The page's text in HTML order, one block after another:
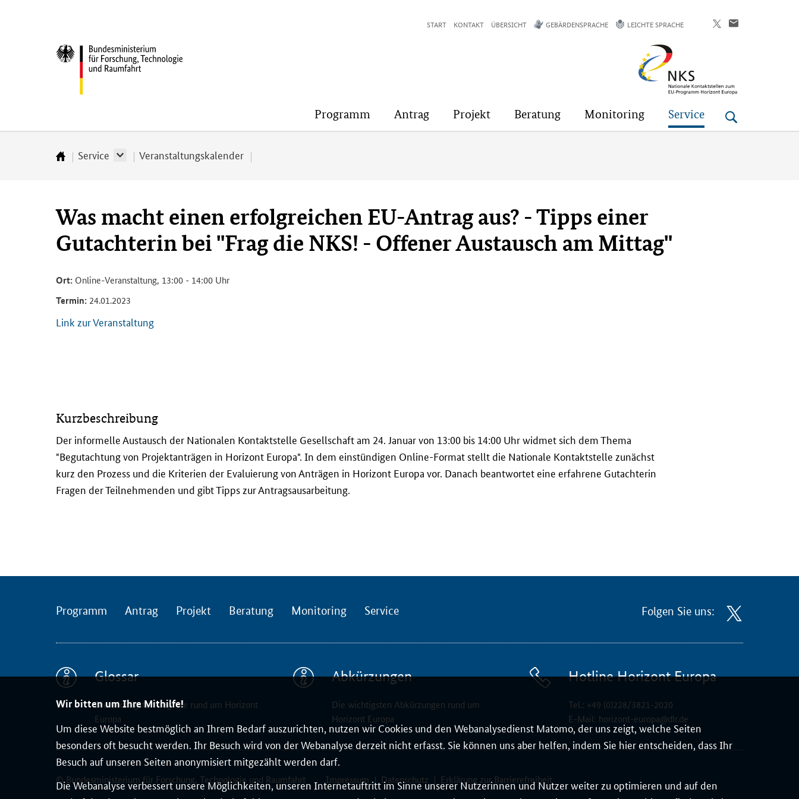
Wir bitten um Ihre Mithilfe!
Um diese Website bestmöglich an Ihrem Bedarf auszurichten, nutzen wir Cookies und den Webanalysedienst Matomo, der uns zeigt, welche Seiten
besonders oft besucht werden. Ihr Besuch wird von der Webanalyse derzeit nicht erfasst. Sie können uns aber helfen, indem Sie hier entscheiden, dass Ihr
Besuch auf unseren Seiten anonymisiert mitgezählt werden darf.
Die Webanalyse verbessert unsere Möglichkeiten, unseren Internetauftritt im Sinne unserer Nutzerinnen und Nutzer weiter zu optimieren und auf den
(Eingabetaste)
(Eingabetaste)
(Eingabetaste)
START KONTAKT ÜBERSICHT GEBÄRDENSPRACHE LEICHTE SPRACHE
Bundesministerium
und
Raumfahrt
Horizont
Europa
Programm Antrag Projekt Beratung Monitoring Service
Startseite
Service Veranstaltungskalender
Was macht einen erfolgreichen EU-Antrag aus? - Tipps einer
Gutachterin bei "Frag die NKS! - Offener Austausch am Mittag"
Ort: Online-Veranstaltung, 13:00 - 14:00 Uhr
Termin: 24.01.2023
Link zur Veranstaltung
e
r
i
n
f
l
A
s
a
u
s
h
d
e
r
Kurzbeschreibung
Der informelle Austausch der Nationalen Kontaktstelle Gesellschaft am 24. Januar von 13:00 bis 14:00 Uhr widmet sich dem Thema
"Begutachtung von Projektanträgen in Horizont Europa". In dem einstündigen Online-Format stellt die Nationale Kontaktstelle zunächst
kurz den Prozess und die Kriterien der Evaluierung von Anträgen in Horizont Europa vor. Danach beantwortet eine erfahrene Gutachterin
Fragen der Teilnehmenden und gibt Tipps zur Antragsausarbeitung.
Programm Antrag Projekt Beratung Monitoring Service Folgen Sie uns:
Glossar
Die wichtigsten Begriffe rund um Horizont
Europa
Abkürzungen
Die wichtigsten Abkürzungen rund um
Horizont Europa
Hotline Horizont Europa
Tel.: +49 (0)228/3821-2020
E-Mail: horizont-europa@dlr.de
© Bundesministerium für Forschung, Technologie und Raumfahrt Impressum Datenschutz Erklärung zur Barrierefreiheit